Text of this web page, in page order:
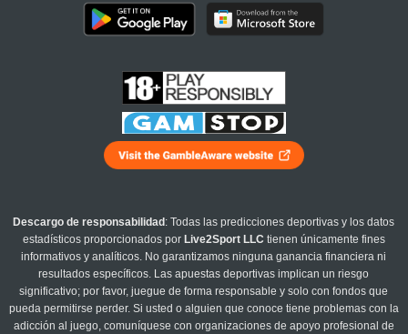
Descargo de responsabilidad : Todas las predicciones deportivas y los datos
estadísticos proporcionados por Live2Sport LLC tienen únicamente fines
informativos y analíticos. No garantizamos ninguna ganancia financiera ni
resultados específicos. Las apuestas deportivas implican un riesgo
significativo; por favor, juegue de forma responsable y solo con fondos que
pueda permitirse perder. Si usted o alguien que conoce tiene problemas con la
adicción al juego, comuníquese con organizaciones de apoyo profesional de